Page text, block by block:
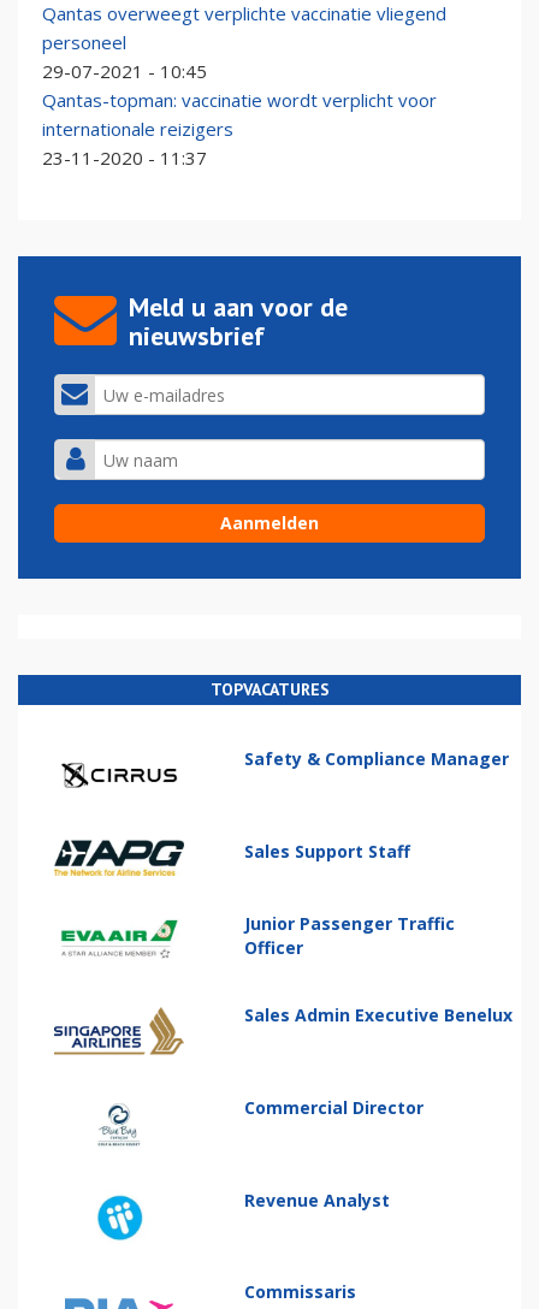
Qantas overweegt verplichte vaccinatie vliegend
personeel
29-07-2021 - 10:45
Qantas-topman: vaccinatie wordt verplicht voor
internationale reizigers
23-11-2020 - 11:37
Meld u aan voor de
nieuwsbrief
TOPVACATURES
Safety & Compliance Manager
Sales Support Staff
Junior Passenger Traffic
Officer
Sales Admin Executive Benelux
Commercial Director
Revenue Analyst
Commissaris